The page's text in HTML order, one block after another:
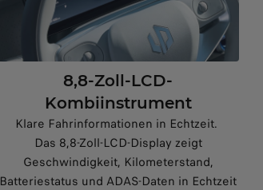
8,8-Zoll-LCD-
Kombiinstrument
Klare Fahrinformationen in Echtzeit.
Das 8,8-Zoll-LCD-Display zeigt
Geschwindigkeit, Kilometerstand,
Batteriestatus und ADAS-Daten in Echtzeit